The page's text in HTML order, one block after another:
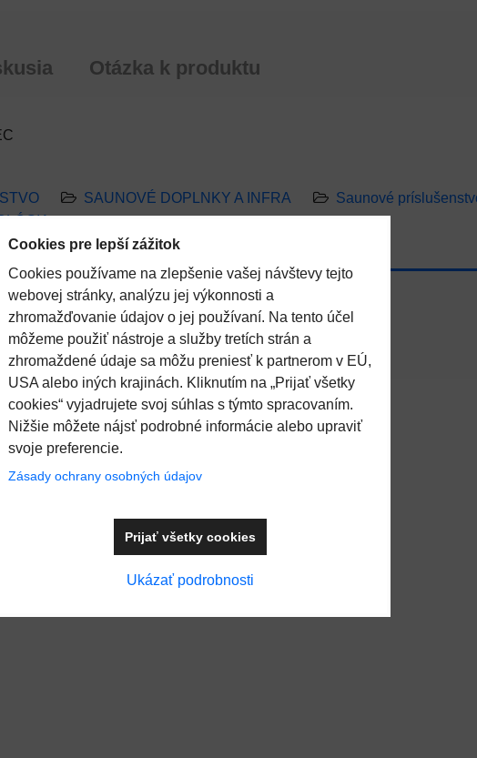
Otázka k produktu
SAUNOVÉ DOPLNKY A INFRA Saunové
Cookies pre lepší zážitok
Cookies používame na zlepšenie vašej návštevy tejto
webovej stránky, analýzu jej výkonnosti a
zhromažďovanie údajov o jej používaní. Na tento účel
môžeme použiť nástroje a služby tretích strán a
zhromaždené údaje sa môžu preniesť k partnerom v EÚ,
USA alebo iných krajinách. Kliknutím na „Prijať všetky
cookies“ vyjadrujete svoj súhlas s týmto spracovaním.
Nižšie môžete nájsť podrobné informácie alebo upraviť
svoje preferencie.
Zásady ochrany osobných údajov
Ukázať podrobnosti
Prijať všetky cookies